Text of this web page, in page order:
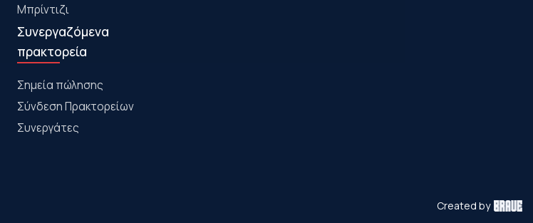
Μπρίντιζι
Συνεργαζόμενα
πρακτορεία
Σημεία πώλησης
Σύνδεση Πρακτορείων
Συνεργάτες
Created by